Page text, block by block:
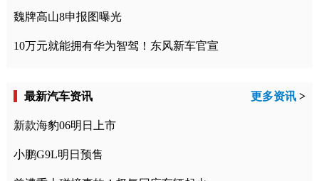
魏牌高山8申报图曝光
10万元就能拥有华为智驾！东风新车官宣
最新汽车资讯 更多资讯 >
新款海豹06明日上市
小鹏G9L明日预售